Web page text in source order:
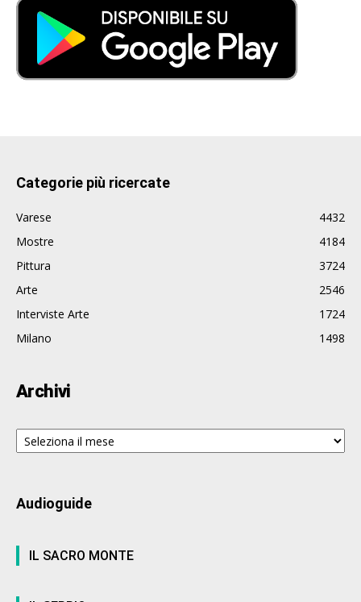
Categorie più ricercate
Varese
4432
Mostre
4184
Pittura
3724
Arte
2546
Interviste Arte
1724
Milano
1498
Archivi
Archivi
Audioguide
IL SACRO MONTE